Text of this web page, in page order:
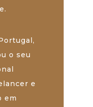
o seu
e
em